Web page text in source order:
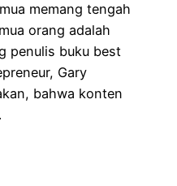
memang tengah
orang adalah
penulis buku best
Gary
bahwa konten